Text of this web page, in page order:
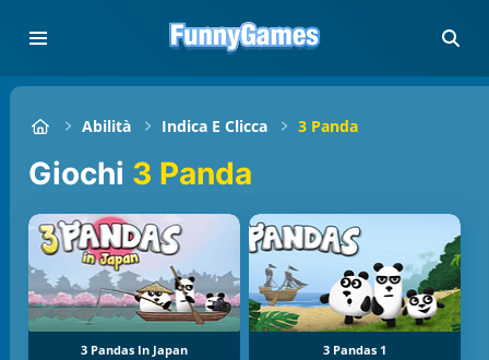
Abilità Indica E Clicca 3 Panda
Giochi 3 Panda
3 Pandas In Japan 3 Pandas 1